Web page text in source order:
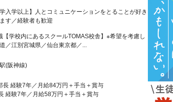
入学以上】人とコミュニケーションをとることが好き
す／経験者も歓迎
【学校内にあるスクールTOMAS校舎】※希望を考慮し
／江別宮城県／仙台東京都／...
(阪神線)
長 経験7年／月給84万円＋手当＋賞与
経験7年／月給58万円＋手当＋賞与